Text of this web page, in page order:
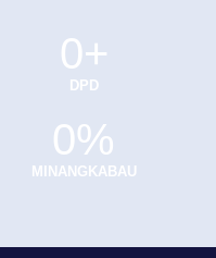
DPD
0+
MINANGKABAU
0%